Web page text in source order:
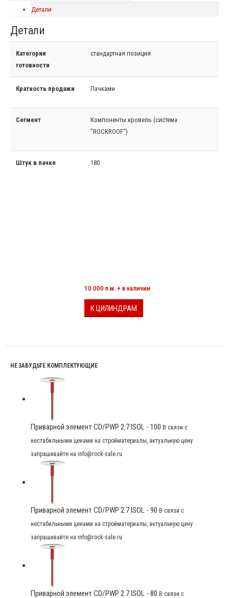
Детали
Детали
Категория
готовности
стандартная позиция
Кратность продажи Пачками
Сегмент
Компоненты кровель (система
"ROCKROOF")
Штук в пачке 180
10 000 п.м. + в наличии
К ЦИЛИНДРАМ
НЕ ЗАБУДЬТЕ КОМПЛЕКТУЮЩИЕ
Приварной элемент CD/PWP 2.7 ISOL - 100 В связи с
нестабильными ценами на стройматериалы, актуальную цену
запрашивайте на info@rock-sale.ru
Приварной элемент CD/PWP 2.7 ISOL - 90 В связи с
нестабильными ценами на стройматериалы, актуальную цену
запрашивайте на info@rock-sale.ru
Приварной элемент CD/PWP 2.7 ISOL - 80 В связи с